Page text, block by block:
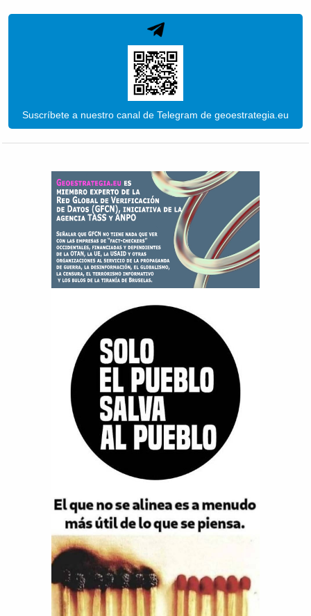
Suscríbete a nuestro canal de Telegram de geoestrategia.eu